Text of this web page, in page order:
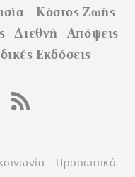
Κόστος Ζωής
Διεθνή
Απόψεις
Εκδόσεις
Προσωπικά